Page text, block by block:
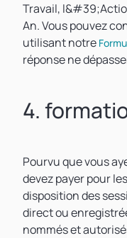
Travail,
An. Vous pouvez
utilisant notre
réponse ne
4.
Pourvu que vous
devez payer pour
disposition des
direct ou
nommés et